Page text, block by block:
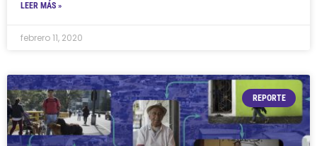
LEER MÁS »
febrero 11, 2020
REPORTE